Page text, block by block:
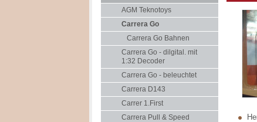
AGM Teknotoys
Carrera Go
Carrera Go Bahnen
Carrera Go - dilgital. mit
1:32 Decoder
Carrera Go - beleuchtet
Carrera D143
Carrer 1.First
Carrera Pull & Speed